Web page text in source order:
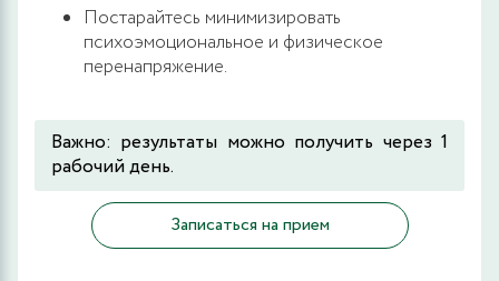
Постарайтесь минимизировать
психоэмоциональное и физическое
перенапряжение.
Важно: результаты можно получить через 1
рабочий день.
Записаться на прием